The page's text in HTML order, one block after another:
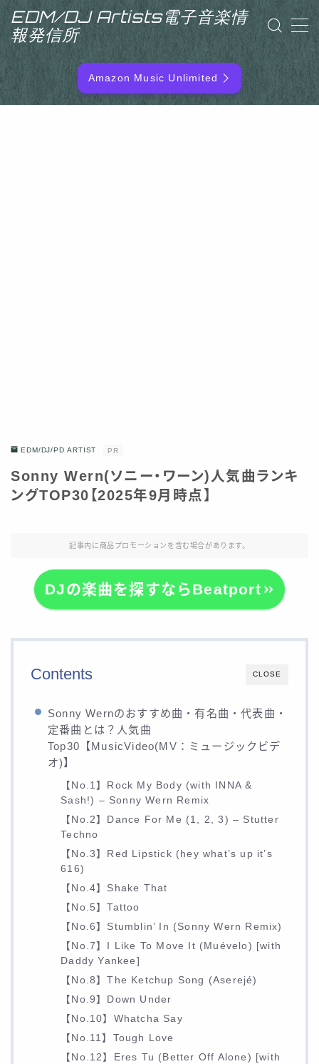
EDM/DJ Artists電子音楽情
報発信所
MENU
EDM/DJ/PD ARTIST
Amazon Music Unlimited
EDM/DJ/PD ARTIST PR
Sonny Wern(ソニー・ワーン)人気曲ランキ
ングTOP30【2025年9月時点】
記事内に商品プロモーションを含む場合があります。
DJの楽曲を探すならBeatport
CLOSE
Contents
Sonny Wernのおすすめ曲・有名曲・代表曲・
定番曲とは？人気曲
Top30【MusicVideo(MV：ミュージックビデ
オ)】
【No.1】Rock My Body (with INNA &
Sash!) – Sonny Wern Remix
【No.2】Dance For Me (1, 2, 3) – Stutter
Techno
【No.3】Red Lipstick (hey what’s up it’s
616)
【No.4】Shake That
【No.5】Tattoo
【No.6】Stumblin’ In (Sonny Wern Remix)
【No.7】I Like To Move It (Muévelo) [with
Daddy Yankee]
【No.8】The Ketchup Song (Aserejé)
【No.9】Down Under
【No.10】Whatcha Say
【No.11】Tough Love
【No.12】Eres Tu (Better Off Alone) [with